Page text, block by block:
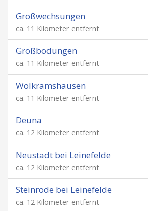
Großwechsungen
ca. 11 Kilometer entfernt
Großbodungen
ca. 11 Kilometer entfernt
Wolkramshausen
ca. 11 Kilometer entfernt
Deuna
ca. 12 Kilometer entfernt
Neustadt bei Leinefelde
ca. 12 Kilometer entfernt
Steinrode bei Leinefelde
ca. 12 Kilometer entfernt